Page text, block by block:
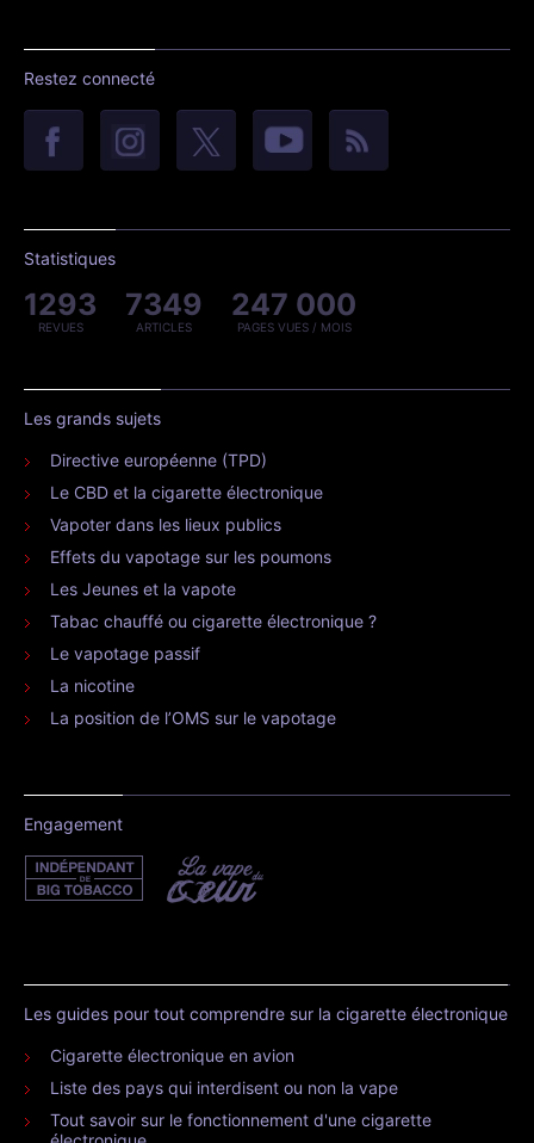
Restez connecté
Statistiques
1293
REVUES
7349
ARTICLES
247 000
PAGES VUES / MOIS
Les grands sujets
Directive européenne (TPD)
Le CBD et la cigarette électronique
Vapoter dans les lieux publics
Effets du vapotage sur les poumons
Les Jeunes et la vapote
Tabac chauffé ou cigarette électronique ?
Le vapotage passif
La nicotine
La position de l’OMS sur le vapotage
Engagement
Les guides pour tout comprendre sur la cigarette électronique
Cigarette électronique en avion
Liste des pays qui interdisent ou non la vape
Tout savoir sur le fonctionnement d'une cigarette